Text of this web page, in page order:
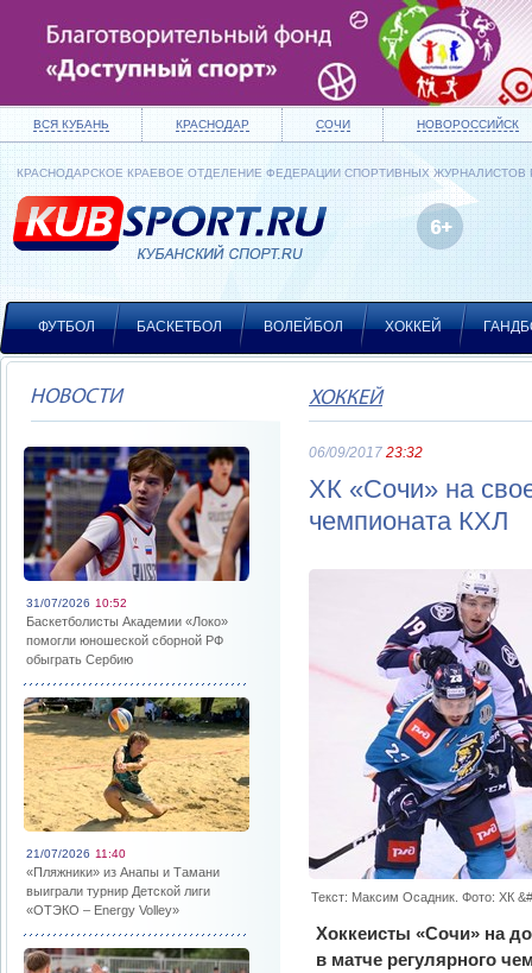
ВСЯ КУБАНЬ КРАСНОДАР СОЧИ НОВОРОССИЙСК
КРАСНОДАРСКОЕ КРАЕВОЕ ОТДЕЛЕНИЕ ФЕДЕРАЦИИ СПОРТИВНЫХ ЖУРНАЛИСТОВ
ФУТБОЛ БАСКЕТБОЛ ВОЛЕЙБОЛ ХОККЕЙ
НОВОСТИ
31/07/2026 10:52
Баскетболисты Академии «Локо»
помогли юношеской сборной РФ
обыграть Сербию
21/07/2026 11:40
«Пляжники» из Анапы и Тамани
выиграли турнир Детской лиги
«ОТЭКО – Energy Volley»
ХОККЕЙ
06/09/2017 23:32
ХК «Сочи» на
чемпионата КХЛ
Текст: Максим Осадник. Фото: ХК
Хоккеисты «Сочи» на
в матче регулярного